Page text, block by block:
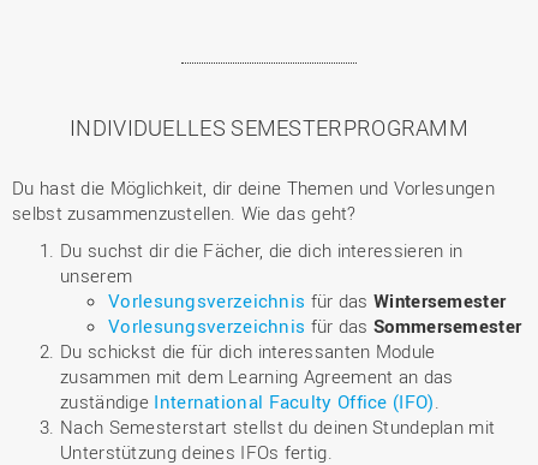
INDIVIDUELLES SEMESTERPROGRAMM
Du hast die Möglichkeit, dir deine Themen und Vorlesungen
selbst zusammenzustellen. Wie das geht?
Du suchst dir die Fächer, die dich interessieren in
unserem
Vorlesungsverzeichnis für dasWintersemester
Vorlesungsverzeichnis für dasSommersemester
Du schickst die für dich interessanten Module
zusammen mit dem Learning Agreement an das
zuständige International Faculty Office (IFO)
Nach Semesterstart stellst du deinen Stundeplan mit
Unterstützung deines IFOs fertig.